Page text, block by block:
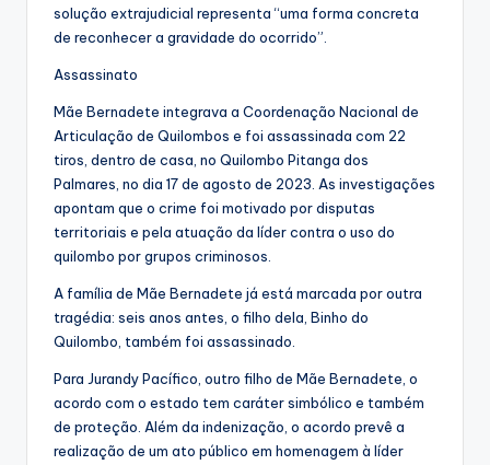
solução extrajudicial representa “uma forma concreta
de reconhecer a gravidade do ocorrido”.
Assassinato
Mãe Bernadete integrava a Coordenação Nacional de
Articulação de Quilombos e foi assassinada com 22
tiros, dentro de casa, no Quilombo Pitanga dos
Palmares, no dia 17 de agosto de 2023. As investigações
apontam que o crime foi motivado por disputas
territoriais e pela atuação da líder contra o uso do
quilombo por grupos criminosos.
A família de Mãe Bernadete já está marcada por outra
tragédia: seis anos antes, o filho dela, Binho do
Quilombo, também foi assassinado.
Para Jurandy Pacífico, outro filho de Mãe Bernadete, o
acordo com o estado tem caráter simbólico e também
de proteção. Além da indenização, o acordo prevê a
realização de um ato público em homenagem à líder